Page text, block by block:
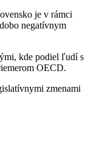
je v rámci
negatívnym
kde podiel ľudí s
OECD.
zmenami